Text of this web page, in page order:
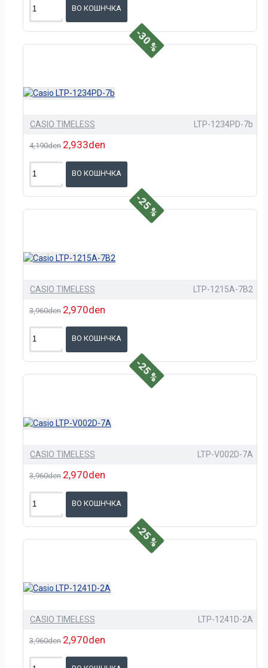
ВО КОШНЧКА
-30 %
CASIO TIMELESS LTP-1234PD-7b
4,190den 2,933den
ВО КОШНЧКА
-25 %
CASIO TIMELESS LTP-1215A-7B2
3,960den 2,970den
ВО КОШНЧКА
-25 %
CASIO TIMELESS LTP-V002D-7A
3,960den 2,970den
ВО КОШНЧКА
-25 %
CASIO TIMELESS LTP-1241D-2A
3,960den 2,970den